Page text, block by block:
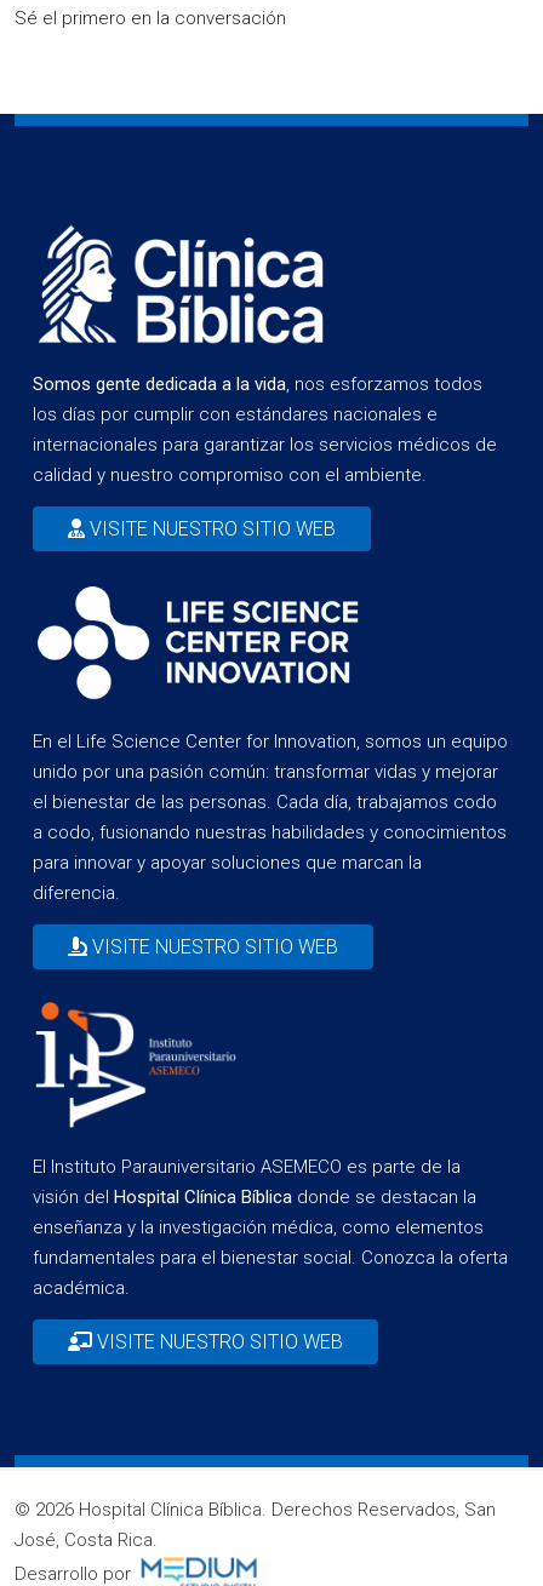
Sé el primero en la conversación
Somos gente dedicada a la vida, nos esforzamos todos
los días por cumplir con estándares nacionales e
internacionales para garantizar los servicios médicos de
calidad y nuestro compromiso con el ambiente.
VISITE NUESTRO SITIO WEB
En el Life Science Center for Innovation, somos un equipo
unido por una pasión común: transformar vidas y mejorar
el bienestar de las personas. Cada día, trabajamos codo
a codo, fusionando nuestras habilidades y conocimientos
para innovar y apoyar soluciones que marcan la
diferencia.
VISITE NUESTRO SITIO WEB
El Instituto Parauniversitario ASEMECO es parte de la
visión del Hospital Clínica Bíblica donde se destacan la
enseñanza y la investigación médica, como elementos
fundamentales para el bienestar social. Conozca la oferta
académica.
VISITE NUESTRO SITIO WEB
© 2026 Hospital Clínica Bíblica. Derechos Reservados, San
José, Costa Rica.
Desarrollo por